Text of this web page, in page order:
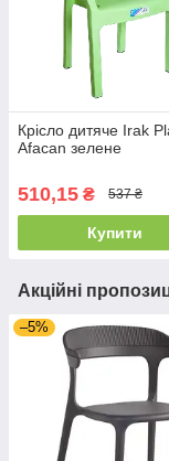
Крісло дитяче Irak
Afacan зелене
510,15 ₴ 537 ₴
Купити
Акційні
–5%